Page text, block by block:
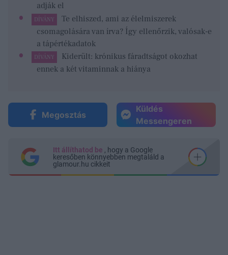
adják el
DÍVÁNY
Te elhiszed, ami az élelmiszerek
csomagolására van írva? Így ellenőrzik, valósak-e
a tápértékadatok
DÍVÁNY
Kiderült: krónikus fáradtságot okozhat
ennek a két vitaminnak a hiánya
Megosztás
Küldés
Messengeren
Itt állíthatod be , hogy a Google
keresőben könnyebben megtaláld a
glamour.hu cikkeit